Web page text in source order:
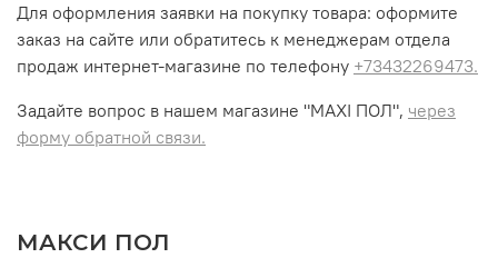
Для оформления заявки на покупку товара: оформите
заказ на сайте или обратитесь к менеджерам отдела
продаж интернет-магазине по телефону +73432269473.
Задайте вопрос в нашем магазине "MAXI ПОЛ", через
форму обратной связи.
МАКСИ ПОЛ